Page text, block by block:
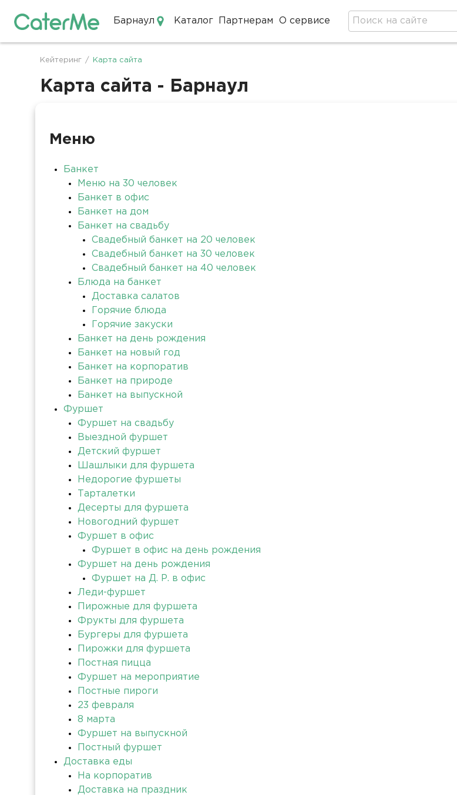
Барнаул Каталог Партнерам О сервисе
Строка
навигации
Кейтеринг / Карта сайта
Карта сайта - Барнаул
Меню
Банкет
Меню на 30 человек
Банкет в офис
Банкет на дом
Банкет на свадьбу
Свадебный банкет на 20 человек
Свадебный банкет на 30 человек
Свадебный банкет на 40 человек
Блюда на банкет
Доставка салатов
Горячие блюда
Горячие закуски
Банкет на день рождения
Банкет на новый год
Банкет на корпоратив
Банкет на природе
Банкет на выпускной
Фуршет
Фуршет на свадьбу
Выездной фуршет
Детский фуршет
Шашлыки для фуршета
Недорогие фуршеты
Тарталетки
Десерты для фуршета
Новогодний фуршет
Фуршет в офис
Фуршет в офис на день рождения
Фуршет на день рождения
Фуршет на Д. Р. в офис
Леди-фуршет
Пирожные для фуршета
Фрукты для фуршета
Бургеры для фуршета
Пирожки для фуршета
Постная пицца
Фуршет на мероприятие
Постные пироги
23 февраля
8 марта
Фуршет на выпускной
Постный фуршет
Доставка еды
На корпоратив
Доставка на праздник